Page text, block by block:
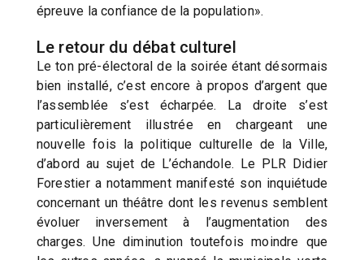
épreuve la confiance de la population».
Le retour du débat culturel
Le ton pré-électoral de la soirée étant désormais
bien installé, c’est encore à propos d’argent que
l’assemblée s’est écharpée. La droite s’est
particulièrement illustrée en chargeant une
nouvelle fois la politique culturelle de la Ville,
d’abord au sujet de L’échandole. Le PLR Didier
Forestier a notamment manifesté son inquiétude
concernant un théâtre dont les revenus semblent
évoluer inversement à l’augmentation des
charges. Une diminution toutefois moindre que